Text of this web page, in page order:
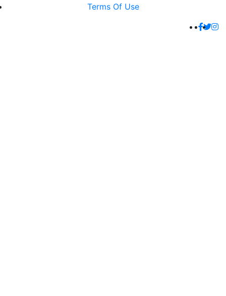
Terms Of Use